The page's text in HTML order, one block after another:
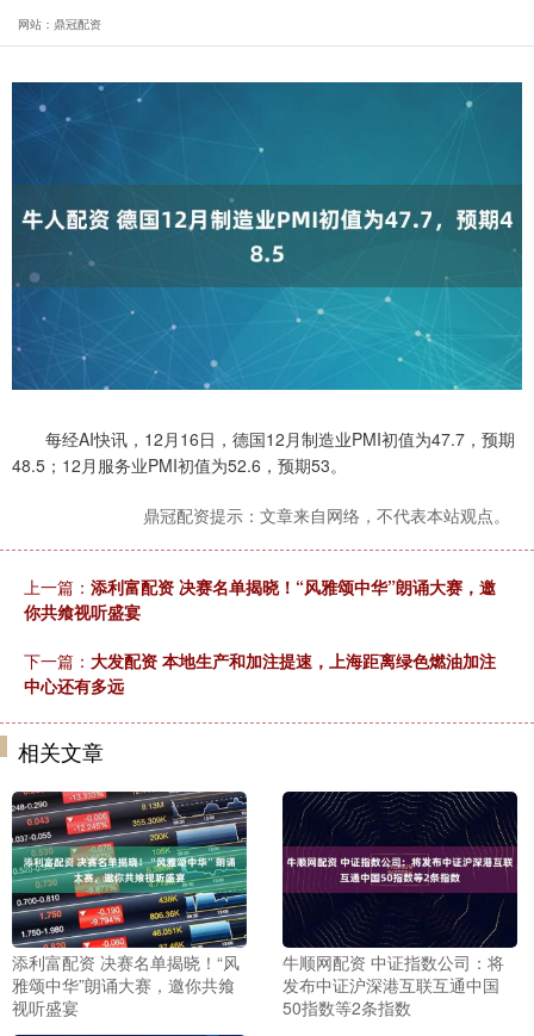
网站：鼎冠配资
每经AI快讯，12月16日，德国12月制造业PMI初值为47.7，预期
48.5；12月服务业PMI初值为52.6，预期53。
鼎冠配资提示：文章来自网络，不代表本站观点。
上一篇： 添利富配资 决赛名单揭晓！“风雅颂中华”朗诵大赛，邀
你共飨视听盛宴
下一篇： 大发配资 本地生产和加注提速，上海距离绿色燃油加注
中心还有多远
相关文章
添利富配资 决赛名单揭晓！“风
雅颂中华”朗诵大赛，邀你共飨
视听盛宴
牛顺网配资 中证指数公司：将
发布中证沪深港互联互通中国
50指数等2条指数